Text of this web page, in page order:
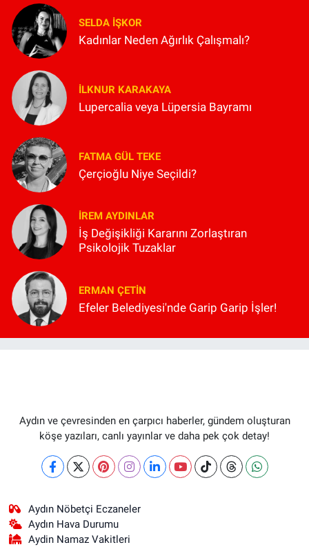
SELDA İŞKOR
Kadınlar Neden Ağırlık Çalışmalı?
İLKNUR KARAKAYA
Lupercalia veya Lüpersia Bayramı
FATMA GÜL TEKE
Çerçioğlu Niye Seçildi?
İREM AYDINLAR
İş Değişikliği Kararını Zorlaştıran
Psikolojik Tuzaklar
ERMAN ÇETIN
Efeler Belediyesi'nde Garip Garip İşler!
Aydın ve çevresinden en çarpıcı haberler, gündem oluşturan
köşe yazıları, canlı yayınlar ve daha pek çok detay!
Aydın Nöbetçi Eczaneler
Aydın Hava Durumu
Aydin Namaz Vakitleri